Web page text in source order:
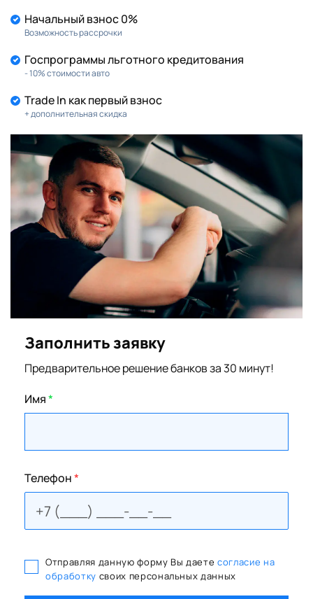
Начальный взнос 0%
Возможность рассрочки
Госпрограммы льготного кредитования
- 10% стоимости авто
Trade In как первый взнос
+ дополнительная скидка
Заполнить заявку
Предварительное решение банков за 30 минут!
Имя*
Телефон*
Отправляя данную форму Вы даете согласие на
обработку своих персональных данных